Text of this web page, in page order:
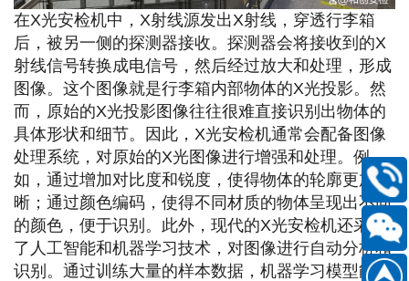
在X光安检机中，X射线源发出X射线，穿透行李箱
后，被另一侧的探测器接收。探测器会将接收到的X
射线信号转换成电信号，然后经过放大和处理，形成
图像。这个图像就是行李箱内部物体的X光投影。 然
而，原始的X光投影图像往往很难直接识别出物体的
具体形状和细节。因此，X光安检机通常会配备图像
处理系统，对原始的X光图像进行增强和处理。例
如，通过增加对比度和锐度，使得物体的轮廓更加清
晰；通过颜色编码，使得不同材质的物体呈现出不同
的颜色，便于识别。 此外，现代的X光安检机还采用
了人工智能和机器学习技术，对图像进行自动分析和
识别。通过训练大量的样本数据，机器学习模型能够
400-
168-
6661
扫